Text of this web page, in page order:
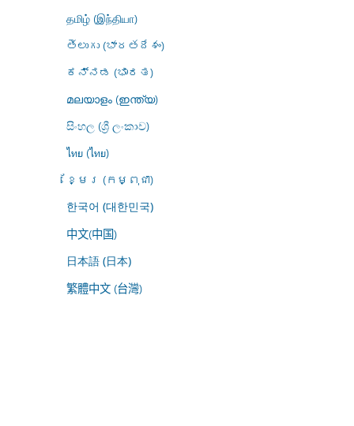
தமிழ் (இந்தியா)
తెలుగు (భారతదేశం)
ಕನ್ನಡ (ಭಾರತ)
മലയാളം (ഇന്ത്യ)
සිංහල (ශ්‍රී ලංකාව)
ไทย (ไทย)
ខ្មែរ (កម្ពុជា)
한국어 (대한민국)
中文(中国)
日本語 (日本)
繁體中文 (台灣)